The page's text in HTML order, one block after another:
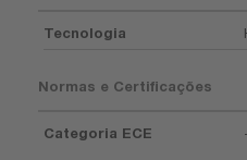
Tecnologia
Normas e Certificações
Categoria ECE